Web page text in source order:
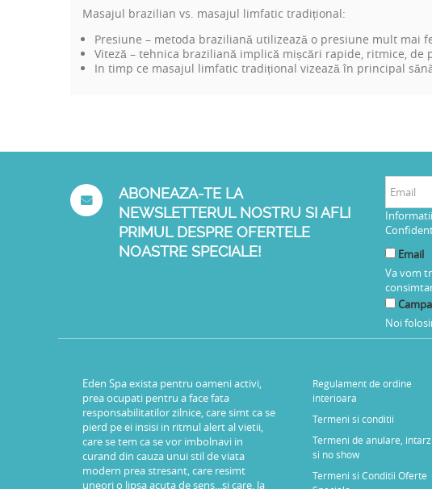
Masajul brazilian vs. masajul limfatic tradițional:
Presiune – metoda braziliană utilizează o presiune mult mai
Viteză – tehnica braziliană implică mișcări rapide, ritmice,
In timp ce masajul limfatic tradițional vizează în principal
ABONEAZA-TE LA
NEWSLETTERUL NOSTRU SI AFLI
PRIMUL DESPRE OFERTELE
NOASTRE SPECIALE!
Email
Va vom
Noi
Eden Spa exista pentru oameni activi,
prea ocupati pentru a face fata
responsabilitatilor zilnice, care simt ca se
pierd pe ei insisi in ritmul alert al vietii,
care se tem ca se vor imbolnavi in
curand din cauza unui stil de viata
modern prea stresant, care resimt
uneori o lipsa acuta de sens...si care, la
Regulament de ordine
interioara
Termeni si conditii
Termeni de anulare,
si no show
Termeni si Conditii Oferte